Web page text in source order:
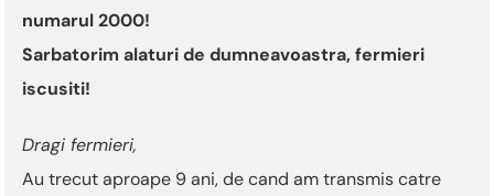
numarul 2000!
Sarbatorim alaturi de dumneavoastra, fermieri
iscusiti!
Dragi fermieri,
Au trecut aproape 9 ani, de cand am transmis catre